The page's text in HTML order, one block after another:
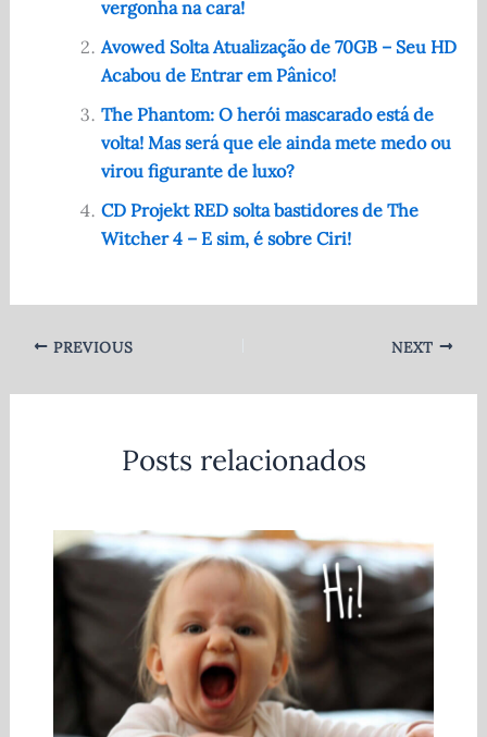
o
o
k
p
p
vergonha na cara!
Avowed Solta Atualização de 70GB – Seu HD
Acabou de Entrar em Pânico!
The Phantom: O herói mascarado está de
volta! Mas será que ele ainda mete medo ou
virou figurante de luxo?
CD Projekt RED solta bastidores de The
Witcher 4 – E sim, é sobre Ciri!
PREVIOUS NEXT
Posts relacionados